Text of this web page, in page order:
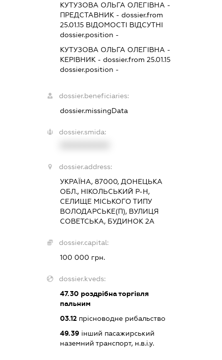
КУТУЗОВА ОЛЬГА ОЛЕГІВНА -
ПРЕДСТАВНИК - dossier.from
25.01.15ВІДОМОСТІ ВІДСУТНІ
dossier.position -
КУТУЗОВА ОЛЬГА ОЛЕГІВНА -
КЕРІВНИК - dossier.from 25.01.15
dossier.position -
dossier.beneficiaries:
dossier.missingData
dossier.smida:
dossier.address:
УКРАЇНА, 87000, ДОНЕЦЬКА
ОБЛ., НІКОЛЬСЬКИЙ Р-Н,
СЕЛИЩЕ МІСЬКОГО ТИПУ
ВОЛОДАРСЬКЕ(П), ВУЛИЦЯ
СОВЕТСЬКА, БУДИНОК 2А
dossier.capital:
100 000 грн.
dossier.kveds:
47.30роздрібна торгівля
пальним
03.12прісноводне рибальство
49.39інший пасажирський
наземний транспорт, н.в.і.у.